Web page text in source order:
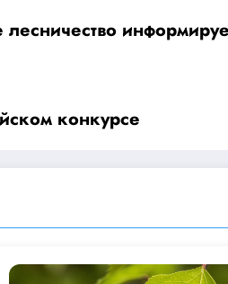
конкурсе